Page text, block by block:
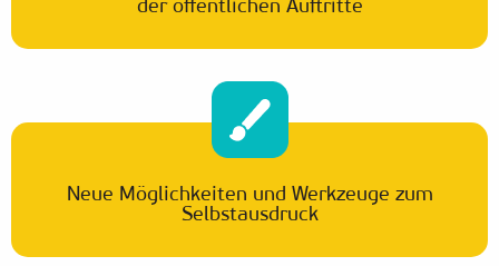
der öffentlichen Auftritte
Neue Möglichkeiten und Werkzeuge zum
Selbstausdruck